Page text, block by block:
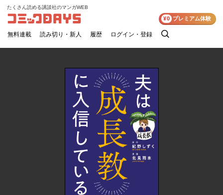
コミックDAYS
たくさん読める講談社のマンガWEB
無料連載 読み切り・新人 履歴 ログイン・登録
検
¥0 プレミアム体験